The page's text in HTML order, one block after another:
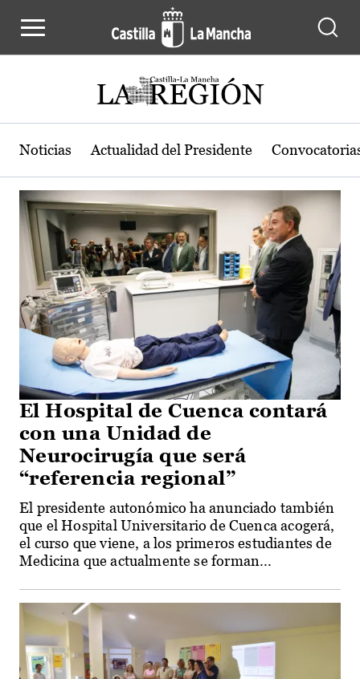
Actualidad de la región de Castilla-
Noticias Actualidad del Presidente
El Hospital de Cuenca contará
con una Unidad de
Neurocirugía que será
“referencia regional”
El presidente autonómico ha anunciado también
que el Hospital Universitario de Cuenca acogerá,
el curso que viene, a los primeros estudiantes de
Medicina que actualmente se forman...